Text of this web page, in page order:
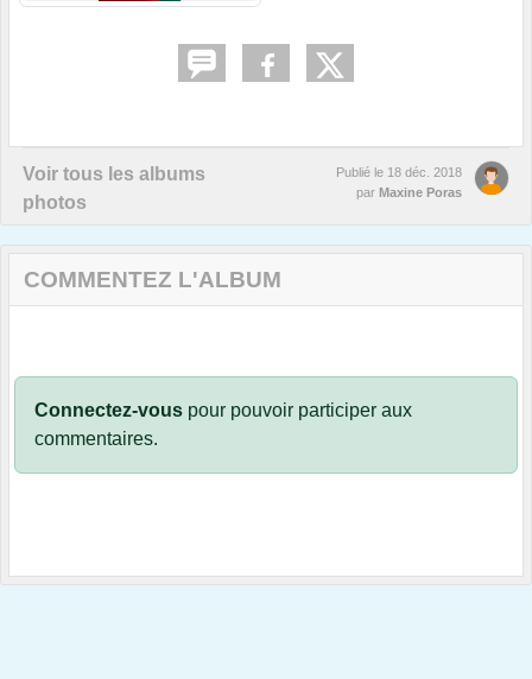
Voir tous les albums
photos
Publié le 18 déc. 2018
par Maxine Poras
COMMENTEZ L'ALBUM
Connectez-vous pour pouvoir participer aux
commentaires.